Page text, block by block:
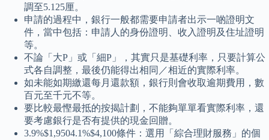
調至5.125厘。
申請的過程中，銀行一般都需要申請者出示一啲證明文
件，當中包括：申請人的身份證明、收入證明及住址證明
等。
不論「大P」或「細P」，其實只是基礎利率，只要計算公
式各自調整，最後仍能得出相同／相近的實際利率。
如未能如期繳還每月還款額，銀行則會收取逾期費用，數
百元至千元不等。
要比較最慳最抵的按揭計劃，不能夠單單看實際利率，還
要考慮銀行是否有提供的現金回贈。
3.9%$1,9504.1%$4,100條件：選用「綜合理財服務」的個